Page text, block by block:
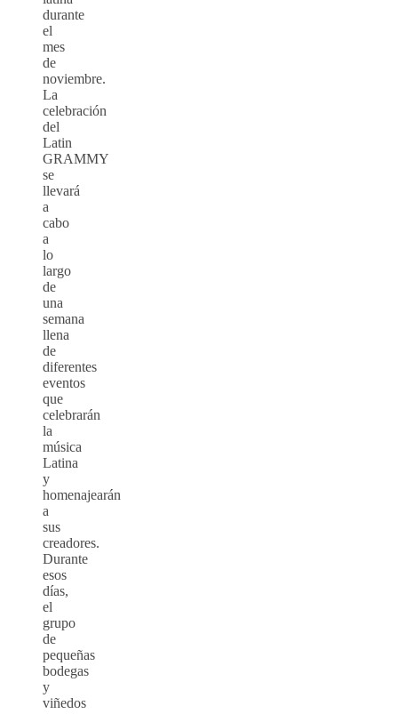
durante
el
mes
de
noviembre.
La
celebración
del
Latin
GRAMMY
se
llevará
a
cabo
a
lo
largo
de
una
semana
llena
de
diferentes
eventos
que
celebrarán
la
música
Latina
y
homenajearán
a
sus
creadores.
Durante
esos
días,
el
grupo
de
pequeñas
bodegas
y
viñedos